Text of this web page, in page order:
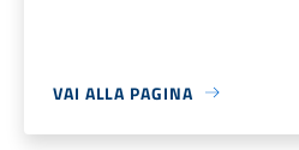
VAI ALLA PAGINA